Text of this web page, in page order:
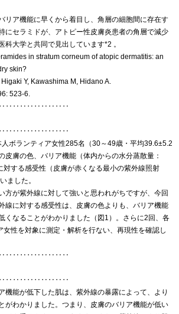
リア機能に早くから着目し、角層の細胞間に存在す
にセラミドが、アトピー性皮膚炎患者の角層で減少
科大学と共同で見出しています*2 。
in stratum corneum of atopic dermatitis: an
skin?
Higaki Y, Kawashima M, Hidano A.
523-6.
ボランティア女性285名（30～49歳・平均39.6±5.2
皮膚の色、バリア機能（体内からの水分蒸散量：
対する感受性（皮膚が赤くなる最小の紫外線照射
ました。
方が紫外線に対して強いと思われがちですが、今回
線に対する感受性は、皮膚の色よりも、バリア機能
くなることがわかりました（図1）。さらに2回、各
性を対象に測定・解析を行ない、再現性を確認し
機能が低下した肌は、紫外線の暴露によって、より
がわかりました。つまり、皮膚のバリア機能が低い